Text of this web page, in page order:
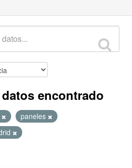
encontrado
paneles